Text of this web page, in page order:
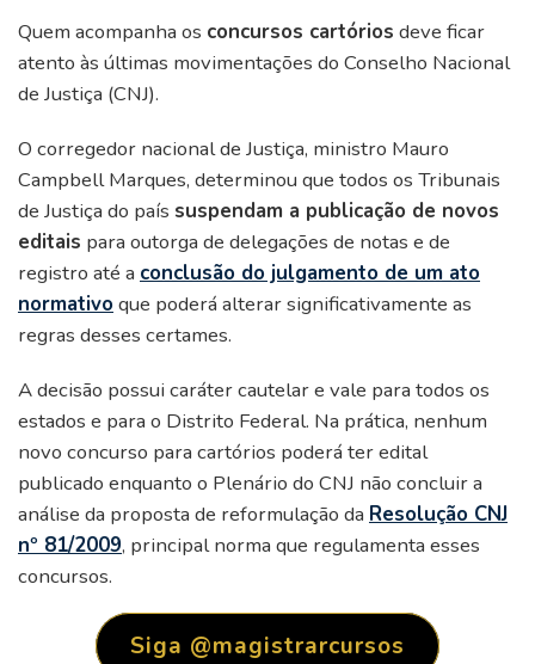
Quem acompanha os concursos cartórios deve ficar
atento às últimas movimentações do Conselho Nacional
de Justiça (CNJ).
O corregedor nacional de Justiça, ministro Mauro
Campbell Marques, determinou que todos os Tribunais
de Justiça do país suspendam a publicação de novos
editais para outorga de delegações de notas e de
registro até a conclusão do julgamento de um ato
normativo que poderá alterar significativamente as
regras desses certames.
A decisão possui caráter cautelar e vale para todos os
estados e para o Distrito Federal. Na prática, nenhum
novo concurso para cartórios poderá ter edital
publicado enquanto o Plenário do CNJ não concluir a
análise da proposta de reformulação da Resolução CNJ
nº 81/2009, principal norma que regulamenta esses
concursos.
Siga @magistrarcursos